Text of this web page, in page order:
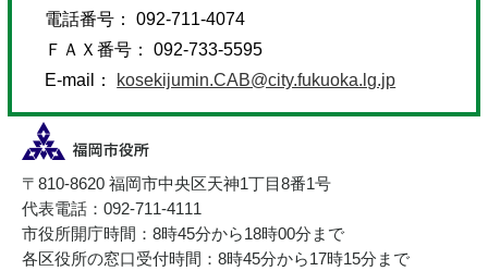
電話番号： 092-711-4074
ＦＡＸ番号： 092-733-5595
E-mail：
kosekijumin.CAB@city.fukuoka.lg.jp
〒810-8620 福岡市中央区天神1丁目8番1号
代表電話：092-711-4111
市役所開庁時間：8時45分から18時00分まで
各区役所の窓口受付時間：8時45分から17時15分まで